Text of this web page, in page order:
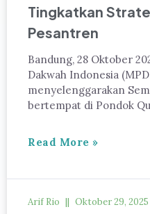
Tingkatkan
Pesantren
Bandung, 28 Oktober
Dakwah Indonesia
menyelenggarakan
bertempat di Pondok
Read More »
Arif Rio Oktober 29, 2025